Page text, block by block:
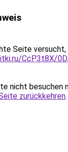
Seite versucht,
CcP3t8X/
nicht besuchen
zurückkehren.